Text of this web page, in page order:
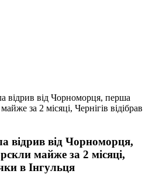
відрив від Чорноморця, перша
за 2 місяці, Чернігів відібрав
відрив від Чорноморця,
майже за 2 місяці,
в Інгульця